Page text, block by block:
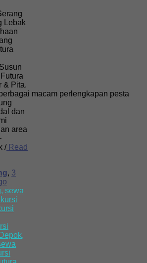
Lebak
& Pita.
macam perlengkapan pesta
dan
area
/Read
, 3